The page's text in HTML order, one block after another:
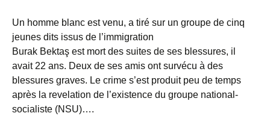
Un homme blanc est venu, a tiré sur un groupe de cinq
jeunes dits issus de l’immigration
Burak Bektaş est mort des suites de ses blessures, il
avait 22 ans. Deux de ses amis ont survécu à des
blessures graves. Le crime s’est produit peu de temps
après la revelation de l’existence du groupe national-
socialiste (NSU)….